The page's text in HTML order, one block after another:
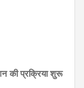
की प्रक्रिया शुरू